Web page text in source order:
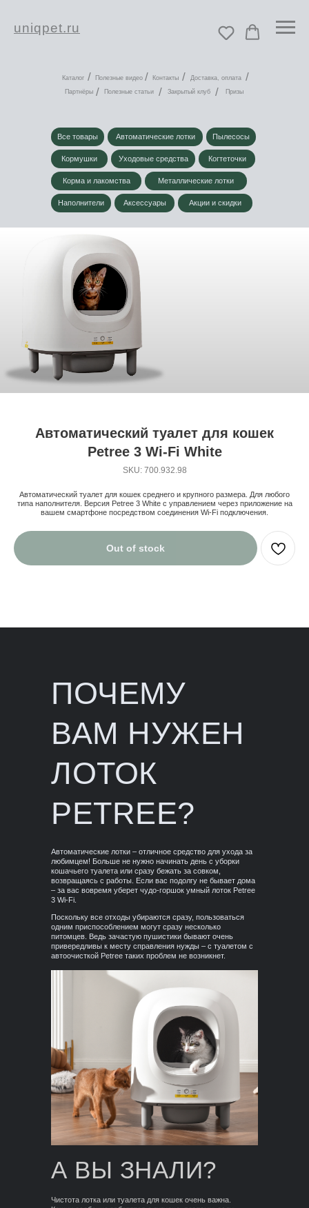
uniqpet.ru
Каталог Полезные видео
/ / Контакты
Доставка, оплата
Партнёры
Полезные статьи Закрытый клуб Призы
/
/
/
/ /
Все товары Автоматические лотки Пылесосы
Кормушки Уходовые средства
Корма и лакомства
Когтеточки
Аксессуары
Наполнители
Металлические лотки
Акции и скидки
Автоматический туалет для кошек
Petree 3 Wi-Fi White
SKU: 700.932.98
Автоматический туалет для кошек среднего и крупного размера. Для любого
типа наполнителя. Версия Petree 3 White с управлением через приложение на
вашем смартфоне посредством соединения Wi-Fi подключения.
Out of stock
Чистота лотка или туалета для кошек очень важна.
А ВЫ ЗНАЛИ?
Автоматические лотки – отличное средство для ухода за
любимцем! Больше не нужно начинать день с уборки
кошачьего туалета или сразу бежать за совком,
возвращаясь с работы. Если вас подолгу не бывает дома
– за вас вовремя уберет чудо-горшок умный лоток Petree
3 Wi-Fi.
ПОЧЕМУ
ВАМ НУЖЕН
ЛОТОК
PETREE?
Поскольку все отходы убираются сразу, пользоваться
одним приспособлением могут сразу несколько
питомцев. Ведь зачастую пушистики бывают очень
привередливы к месту справления нужды – с туалетом с
автоочисткой Petree таких проблем не возникнет.